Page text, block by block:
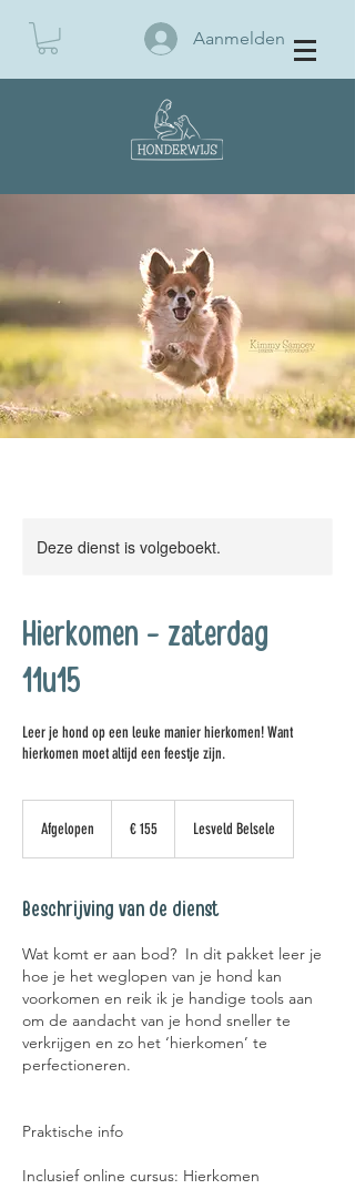
Aanmelden
Deze dienst is volgeboekt.
Hierkomen - zaterdag
11u15
Leer je hond op een leuke manier hierkomen! Want
hierkomen moet altijd een feestje zijn.
Afgelopen
l
p
e
n
€ 155 Lesveld Belsele
Beschrijving van de dienst
Wat komt er aan bod? In dit pakket leer je
hoe je het weglopen van je hond kan
voorkomen en reik ik je handige tools aan
om de aandacht van je hond sneller te
verkrijgen en zo het ‘hierkomen’ te
perfectioneren.
Praktische info ​
Inclusief online cursus: Hierkomen